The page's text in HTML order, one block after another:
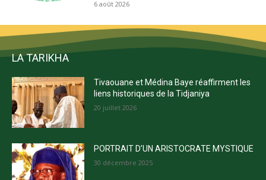
6 août 2026
LA TARIKHA
Tivaouane et Médina Baye réaffirment les
liens historiques de la Tidjaniya
20 juillet 2026
PORTRAIT D’UN ARISTOCRATE MYSTIQUE
30 décembre 2025